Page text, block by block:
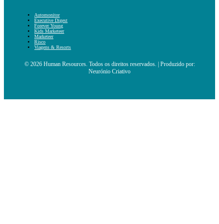
Automonitor
Executive Digest
Forever Young
Kids Marketeer
Marketeer
Risco
Viagens & Resorts
© 2026 Human Resources. Todos os direitos reservados. | Produzido por:
Neurónio Criativo